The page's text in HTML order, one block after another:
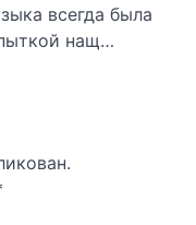
всегда была
нащ…